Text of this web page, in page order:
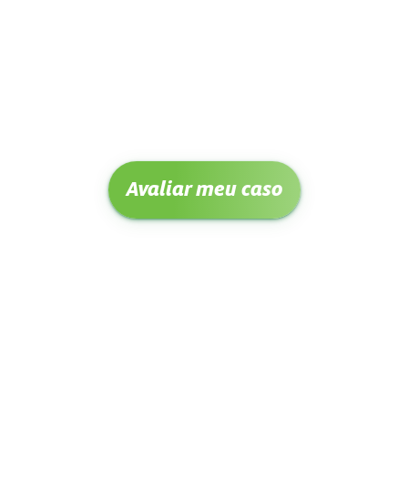
Avaliar meu caso